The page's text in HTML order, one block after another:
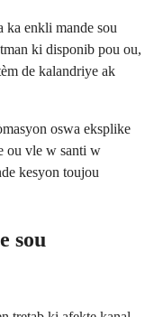
ka enkli mande sou
ki disponib pou ou,
de kalandriye ak
oswa eksplike
ou vle w santi w
kesyon toujou
sou